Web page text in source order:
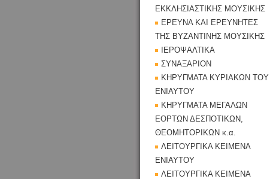
ΕΚΚΛΗΣΙΑΣΤΙΚΗΣ ΜΟΥΣΙΚΗΣ
ΕΡΕΥΝΑ ΚΑΙ ΕΡΕΥΝΗΤΕΣ
ΤΗΣ ΒΥΖΑΝΤΙΝΗΣ ΜΟΥΣΙΚΗΣ
ΙΕΡΟΨΑΛΤΙΚΑ
ΣΥΝΑΞΑΡΙΟΝ
ΚΗΡΥΓΜΑΤΑ ΚΥΡΙΑΚΩΝ ΤΟΥ
ΕΝΙΑΥΤΟΥ
ΚΗΡΥΓΜΑΤΑ ΜΕΓΑΛΩΝ
ΕΟΡΤΩΝ ΔΕΣΠΟΤΙΚΩΝ,
ΘΕΟΜΗΤΟΡΙΚΩΝ κ.α.
ΛΕΙΤΟΥΡΓΙΚΑ ΚΕΙΜΕΝΑ
ΕΝΙΑΥΤΟΥ
ΛΕΙΤΟΥΡΓΙΚΑ ΚΕΙΜΕΝΑ